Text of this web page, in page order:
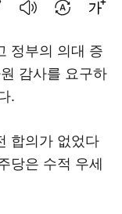
정부의 의대 증
감사를 요구하
.
합의가 없었다
당은 수적 우세